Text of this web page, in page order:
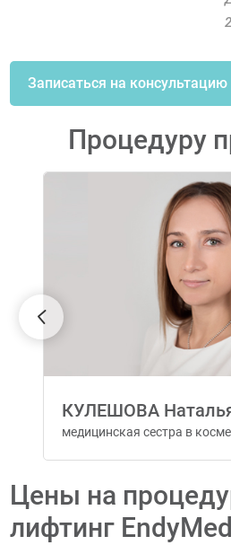
Записаться на консультацию
Процедуру
КУЛЕШОВА
медицинская сестра в
Цены на
лифтинг